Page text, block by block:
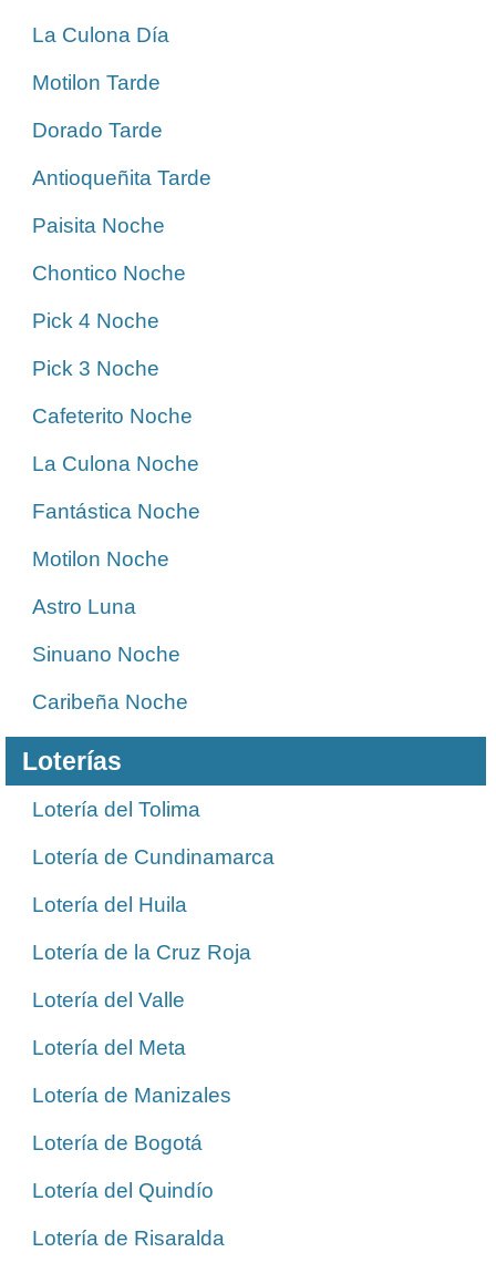
La Culona Día
Motilon Tarde
Dorado Tarde
Antioqueñita Tarde
Paisita Noche
Chontico Noche
Pick 4 Noche
Pick 3 Noche
Cafeterito Noche
La Culona Noche
Fantástica Noche
Motilon Noche
Astro Luna
Sinuano Noche
Caribeña Noche
Loterías
Lotería del Tolima
Lotería de Cundinamarca
Lotería del Huila
Lotería de la Cruz Roja
Lotería del Valle
Lotería del Meta
Lotería de Manizales
Lotería de Bogotá
Lotería del Quindío
Lotería de Risaralda